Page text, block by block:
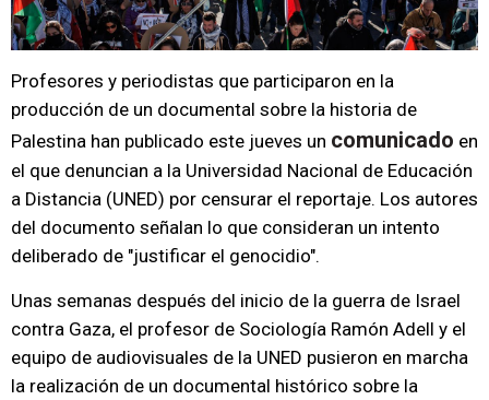
Profesores y periodistas que participaron en la
producción de un documental sobre la historia de
Palestina han publicado este jueves un comunicado en
el que denuncian a la Universidad Nacional de Educación
a Distancia (UNED) por censurar el reportaje. Los autores
del documento señalan lo que consideran un intento
deliberado de "justificar el genocidio".
Unas semanas después del inicio de la guerra de Israel
contra Gaza, el profesor de Sociología Ramón Adell y el
equipo de audiovisuales de la UNED pusieron en marcha
la realización de un documental histórico sobre la